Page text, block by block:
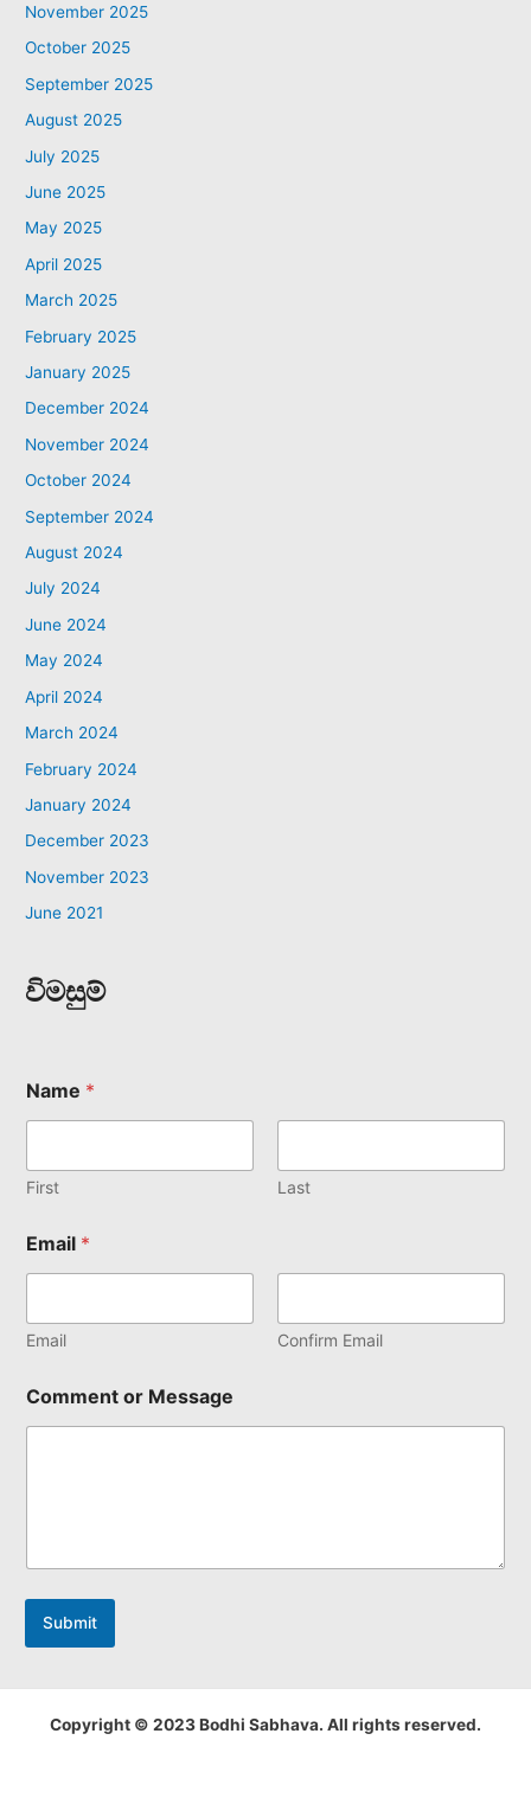
November 2025
October 2025
September 2025
August 2025
July 2025
June 2025
May 2025
April 2025
March 2025
February 2025
January 2025
December 2024
November 2024
October 2024
September 2024
August 2024
July 2024
June 2024
May 2024
April 2024
March 2024
February 2024
January 2024
December 2023
November 2023
June 2021
විමසුම්
Name *
First Last
Email *
Email Confirm Email
Comment or Message
Submit
Copyright © 2023 Bodhi Sabhava. All rights reserved.